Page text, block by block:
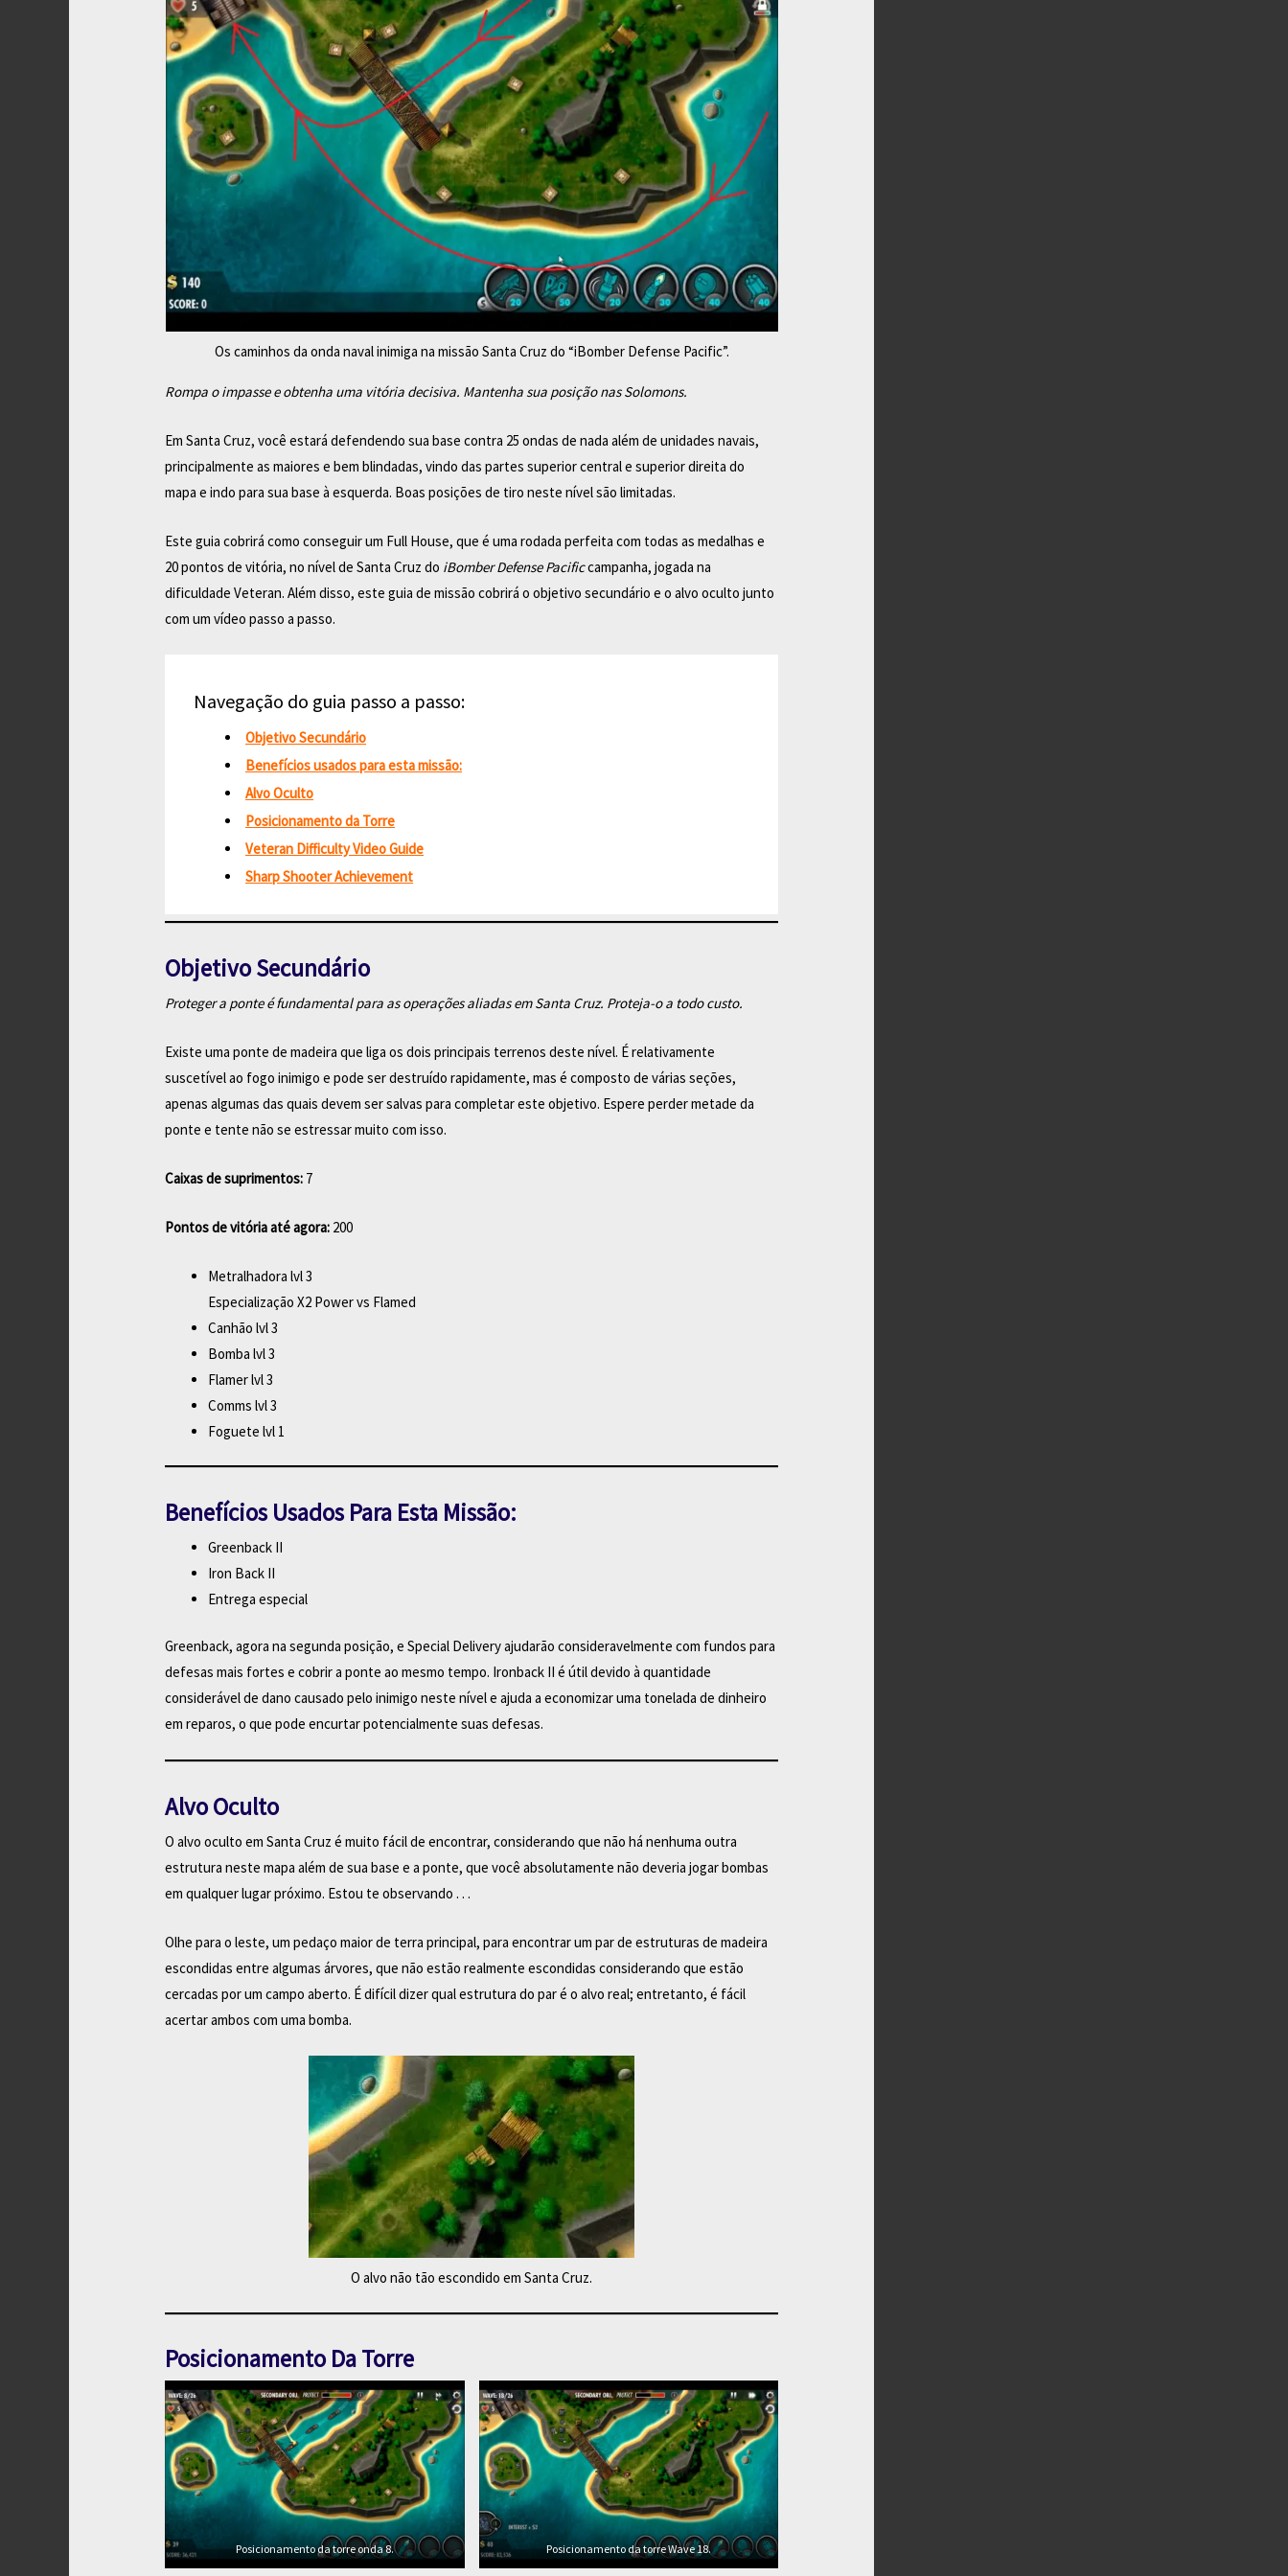
Os caminhos da onda naval inimiga na missão Santa Cruz do “iBomber Defense Pacific”.
Rompa o impasse e obtenha uma vitória decisiva. Mantenha sua posição nas Solomons.
Em Santa Cruz, você estará defendendo sua base contra 25 ondas de nada além de unidades navais,
principalmente as maiores e bem blindadas, vindo das partes superior central e superior direita do
mapa e indo para sua base à esquerda. Boas posições de tiro neste nível são limitadas.
Este guia cobrirá como conseguir um Full House, que é uma rodada perfeita com todas as medalhas e
20 pontos de vitória, no nível de Santa Cruz do iBomber Defense Pacificcampanha, jogada na
dificuldade Veteran. Além disso, este guia de missão cobrirá o objetivo secundário e o alvo oculto junto
com um vídeo passo a passo.
Navegação do guia passo a passo:
Objetivo Secundário
Benefícios usados para esta missão:
Alvo Oculto
Posicionamento da Torre
Veteran Difficulty Video Guide
Sharp Shooter Achievement
Objetivo Secundário
Proteger a ponte é fundamental para as operações aliadas em Santa Cruz. Proteja-o a todo custo.
Existe uma ponte de madeira que liga os dois principais terrenos deste nível. É relativamente
suscetível ao fogo inimigo e pode ser destruído rapidamente, mas é composto de várias seções,
apenas algumas das quais devem ser salvas para completar este objetivo. Espere perder metade da
ponte e tente não se estressar muito com isso.
Caixas de suprimentos: 7
Pontos de vitória até agora: 200
Metralhadora lvl 3
Especialização X2 Power vs Flamed
Canhão lvl 3
Bomba lvl 3
Flamer lvl 3
Comms lvl 3
Foguete lvl 1
Benefícios Usados Para Esta Missão:
Greenback II
Iron Back II
Entrega especial
Greenback, agora na segunda posição, e Special Delivery ajudarão consideravelmente com fundos para
defesas mais fortes e cobrir a ponte ao mesmo tempo. Ironback II é útil devido à quantidade
considerável de dano causado pelo inimigo neste nível e ajuda a economizar uma tonelada de dinheiro
em reparos, o que pode encurtar potencialmente suas defesas.
Alvo Oculto
O alvo oculto em Santa Cruz é muito fácil de encontrar, considerando que não há nenhuma outra
estrutura neste mapa além de sua base e a ponte, que você absolutamente não deveria jogar bombas
em qualquer lugar próximo. Estou te observando . . .
Olhe para o leste, um pedaço maior de terra principal, para encontrar um par de estruturas de madeira
escondidas entre algumas árvores, que não estão realmente escondidas considerando que estão
cercadas por um campo aberto. É difícil dizer qual estrutura do par é o alvo real; entretanto, é fácil
acertar ambos com uma bomba.
O alvo não tão escondido em Santa Cruz.
Posicionamento Da Torre
Posicionamento da torre onda 8. Posicionamento da torre Wave 18.